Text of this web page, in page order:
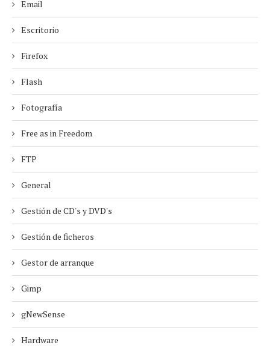
Email
Escritorio
Firefox
Flash
Fotografía
Free as in Freedom
FTP
General
Gestión de CD's y DVD's
Gestión de ficheros
Gestor de arranque
Gimp
gNewSense
Hardware